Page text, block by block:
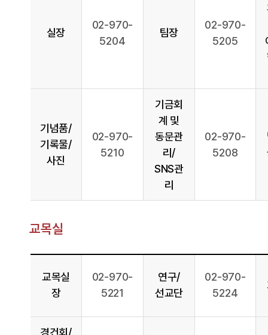
실장
02-970-
5204
팀장
02-970-
5205
기념품/
기록물/
사진
02-970-
5210
기금회
계 및
동문관
리/
SNS관
리
02-970-
5208
교목실
교목실
장
02-970-
5221
연구/
선교단
02-970-
5224
경건회/